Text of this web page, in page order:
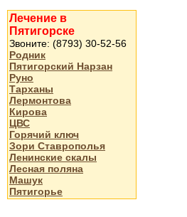
Лечение в
Пятигорске
Звоните: (8793) 30-52-56
Родник
Пятигорский Нарзан
Руно
Тарханы
Лермонтова
Кирова
ЦВС
Горячий ключ
Зори Ставрополья
Ленинские скалы
Лесная поляна
Машук
Пятигорье